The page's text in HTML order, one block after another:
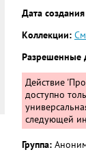
Дата
Коллекции:
Разрешенные
Действие
доступно
следующей
Группа: